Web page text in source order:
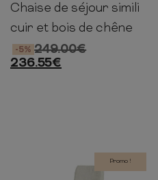
84cm 62cm 52cm
Chaise de séjour simili
cuir et bois de chêne
249.00€
-5%
236.55€
Promo !